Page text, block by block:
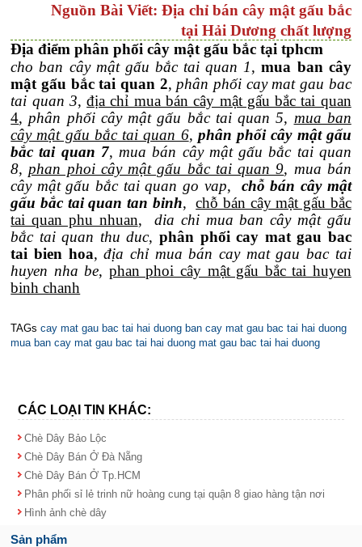
Nguồn Bài Viết: Địa chỉ bán cây mật gấu bắc
tại Hải Dương chất lượng
Địa điểm phân phối cây mật gấu bắc tại tphcm
cho ban cây mật gấu bắc tai quan 1,mua ban cây
mật gấu bắc tai quan 2, phân phối cay mat gau bac
tai quan 3,địa chỉ mua bán cây mật gấu bắc tai quan
4, phân phối cây mật gấu bắc tai quan 5, mua ban
cây mật gấu bắc tai quan 6, phân phối cây mật gấu
bắc tai quan 7, mua bán cây mật gấu bắc tai quan
8, phan phoi cây mật gấu bắc tai quan 9, mua bán
cây mật gấu bắc tai quan go vap, chỗ bán cây mật
gấu bắc tai quan tan binh,chỗ bán cây mật gấu bắc
tai quan phu nhuan,dia chi mua ban cây mật gấu
bắc tai quan thu duc, phân phối cay mat gau bac
tai bien hoa,địa chỉ mua bán cay mat gau bac tai
huyen nha be, phan phoi cây mật gấu bắc tai huyen
binh chanh
TAGs cay mat gau bac tai hai duong ban cay mat gau bac tai hai duong
mua ban cay mat gau bac tai hai duong mat gau bac tai hai duong
CÁC LOẠI TIN KHÁC:
Chè Dây Bảo Lộc
Chè Dây Bán Ở Đà Nẵng
Chè Dây Bán Ở Tp.HCM
Phân phối sỉ lẻ trinh nữ hoàng cung tại quận 8 giao hàng tận nơi
Hình ảnh chè dây
Sản phẩm